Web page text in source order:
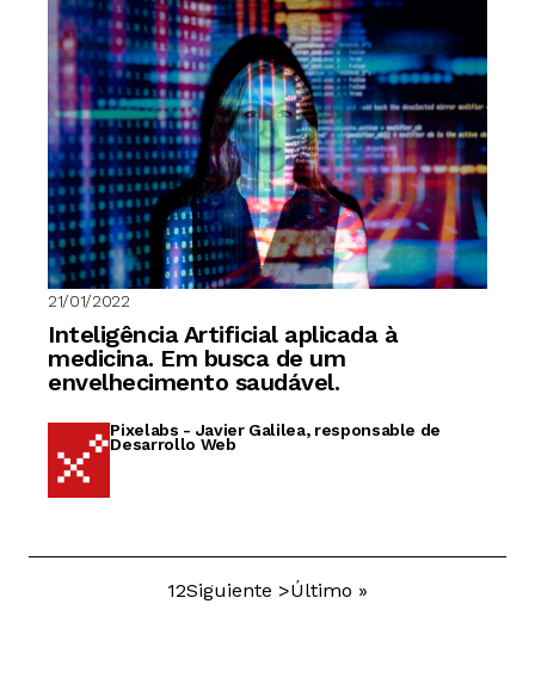
21/01/2022
Inteligência Artificial aplicada à
medicina. Em busca de um
envelhecimento saudável.
Pixelabs - Javier Galilea, responsable de
Desarrollo Web
Paginação
Página
1Página
2Próxima
Siguiente >Última
Último »